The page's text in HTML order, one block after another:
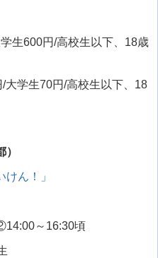
生600円/高校生以下、 18歳
/大学生70円/高校生以下、 18
けん！」
14:00～ 16:30頃